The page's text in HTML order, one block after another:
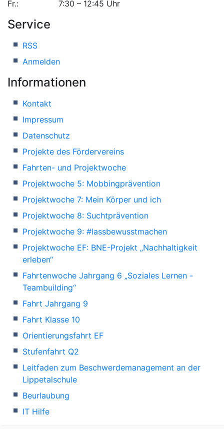
Fr.: 7:30 – 12:45 Uhr
Service
RSS
Anmelden
Informationen
Kontakt
Impressum
Datenschutz
Projekte des Fördervereins
Fahrten- und Projektwoche
Projektwoche 5: Mobbingprävention
Projektwoche 7: Mein Körper und ich
Projektwoche 8: Suchtprävention
Projektwoche 9: #lassbewusstmachen
Projektwoche EF: BNE-Projekt „Nachhaltigkeit
erleben“
Fahrtenwoche Jahrgang 6 „Soziales Lernen -
Teambuilding“
Fahrt Jahrgang 9
Fahrt Klasse 10
Orientierungsfahrt EF
Stufenfahrt Q2
Leitfaden zum Beschwerdemanagement an der
Lippetalschule
Beurlaubung
IT Hilfe